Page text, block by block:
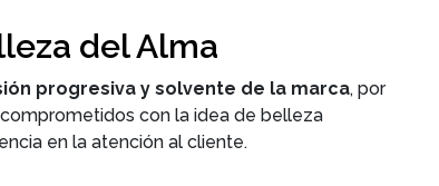
del Alma
progresiva y solvente de la marca, por
con la idea de belleza
en la atención al cliente.